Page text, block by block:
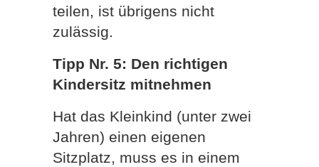
teilen, ist übrigens nicht
zulässig.
Tipp Nr. 5: Den richtigen
Kindersitz mitnehmen
Hat das Kleinkind (unter zwei
Jahren) einen eigenen
Sitzplatz, muss es in einem